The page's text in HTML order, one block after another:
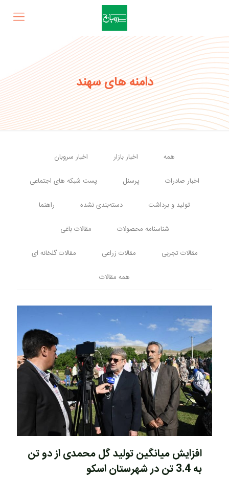
دامنه های سهند
همه اخبار بازار اخبار سروبان
اخبار صادرات پرسنل پست شبکه های اجتماعی
تولید و برداشت دسته‌بندی نشده راهنما
شناسنامه محصولات مقالات باغی
مقالات تجربی مقالات زراعی مقالات گلخانه ای
همه مقالات
افزایش میانگین تولید گل محمدی از دو تن
به 3.4 تن در شهرستان اسکو